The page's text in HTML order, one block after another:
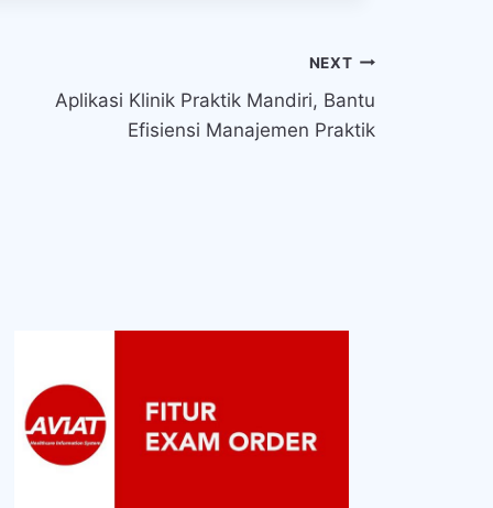
NEXT
Aplikasi Klinik Praktik Mandiri, Bantu
Efisiensi Manajemen Praktik